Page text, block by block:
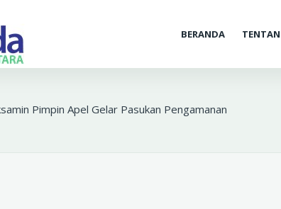
BERANDA
Pimpin Apel Gelar Pasukan Pengamanan